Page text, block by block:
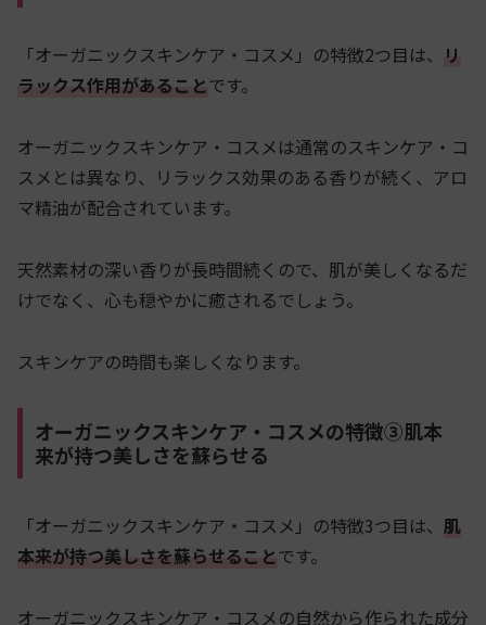
「オーガニックスキンケア・コスメ」の特徴2つ目は、 リ
ラックス作用があることです。
オーガニックスキンケア・コスメは通常のスキンケア・コ
スメとは異なり、リラックス効果のある香りが続く、アロ
マ精油が配合されています。
天然素材の深い香りが長時間続くので、肌が美しくなるだ
けでなく、心も穏やかに癒されるでしょう。
スキンケアの時間も楽しくなります。
オーガニックスキンケア・コスメの特徴③肌本
来が持つ美しさを蘇らせる
「オーガニックスキンケア・コスメ」の特徴3つ目は、 肌
本来が持つ美しさを蘇らせることです。
オーガニックスキンケア・コスメの自然から作られた成分